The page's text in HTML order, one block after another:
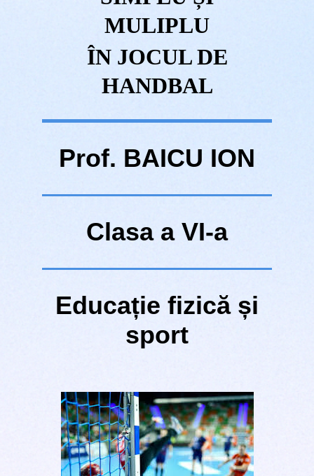
MULIPLU
ÎN JOCUL DE
HANDBAL
Prof. BAICU ION
Clasa a VI-a
Educație fizică și
sport